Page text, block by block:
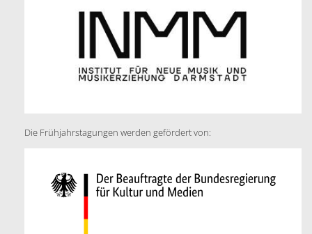
Die Frühjahrstagungen werden gefördert von: